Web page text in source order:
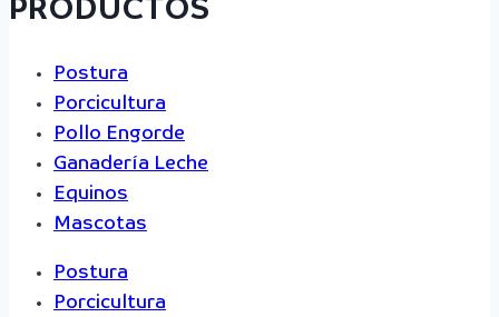
PRODUCTOS
Postura
Porcicultura
Pollo Engorde
Ganadería Leche
Equinos
Mascotas
Postura
Porcicultura